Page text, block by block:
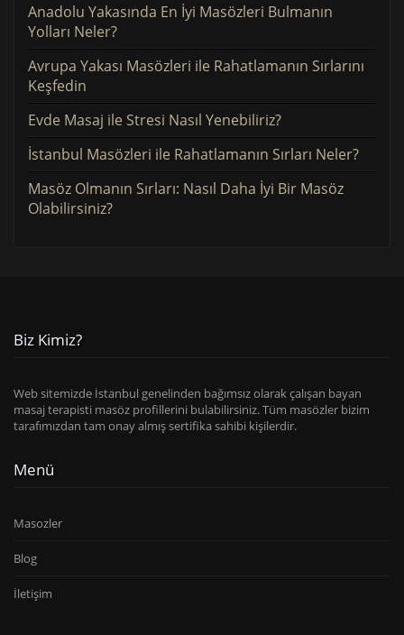
Anadolu Yakasında En İyi Masözleri Bulmanın
Yolları Neler?
Avrupa Yakası Masözleri ile Rahatlamanın Sırlarını
Keşfedin
Evde Masaj ile Stresi Nasıl Yenebiliriz?
İstanbul Masözleri ile Rahatlamanın Sırları Neler?
Masöz Olmanın Sırları: Nasıl Daha İyi Bir Masöz
Olabilirsiniz?
Biz Kimiz?
Web sitemizde İstanbul genelinden bağımsız olarak çalışan bayan
masaj terapisti masöz profillerini bulabilirsiniz. Tüm masözler bizim
tarafımızdan tam onay almış sertifika sahibi kişilerdir.
Menü
Masozler
Blog
İletişim